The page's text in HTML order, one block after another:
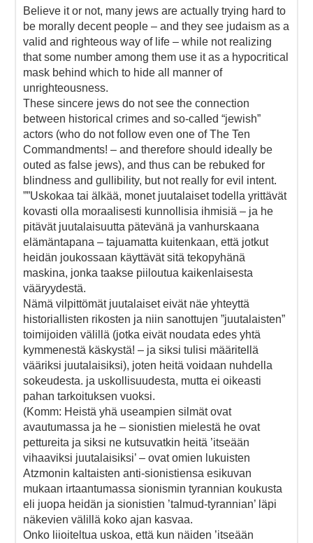
Believe it or not, many jews are actually trying hard to
be morally decent people – and they see judaism as a
valid and righteous way of life – while not realizing
that some number among them use it as a hypocritical
mask behind which to hide all manner of
unrighteousness.
These sincere jews do not see the connection
between historical crimes and so-called “jewish”
actors (who do not follow even one of The Ten
Commandments! – and therefore should ideally be
outed as false jews), and thus can be rebuked for
blindness and gullibility, but not really for evil intent.
””Uskokaa tai älkää, monet juutalaiset todella yrittävät
kovasti olla moraalisesti kunnollisia ihmisiä – ja he
pitävät juutalaisuutta pätevänä ja vanhurskaana
elämäntapana – tajuamatta kuitenkaan, että jotkut
heidän joukossaan käyttävät sitä tekopyhänä
maskina, jonka taakse piiloutua kaikenlaisesta
vääryydestä.
Nämä vilpittömät juutalaiset eivät näe yhteyttä
historiallisten rikosten ja niin sanottujen ”juutalaisten”
toimijoiden välillä (jotka eivät noudata edes yhtä
kymmenestä käskystä! – ja siksi tulisi määritellä
vääriksi juutalaisiksi), joten heitä voidaan nuhdella
sokeudesta. ja uskollisuudesta, mutta ei oikeasti
pahan tarkoituksen vuoksi.
(Komm: Heistä yhä useampien silmät ovat
avautumassa ja he – sionistien mielestä he ovat
pettureita ja siksi ne kutsuvatkin heitä ’itseään
vihaaviksi juutalaisiksi’ – ovat omien lukuisten
Atzmonin kaltaisten anti-sionistiensa esikuvan
mukaan irtaantumassa sionismin tyrannian koukusta
eli juopa heidän ja sionistien ’talmud-tyrannian’ läpi
näkevien välillä koko ajan kasvaa.
Onko liioiteltua uskoa, että kun näiden ’itseään